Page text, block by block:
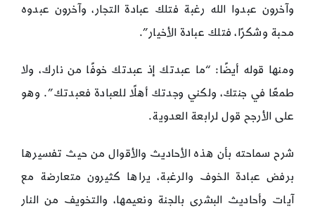
وآخرون عبدوا الله رغبة فتلك عبادة التجار، وآخرون عبدوه
محبة وشكرًا، فتلك عبادة الأخيار”.
ومنها قوله أيضًا: “ما عبدتك إذ عبدتك خوفًا من نارك، ولا
طمعًا في جنتك، ولكني وجدتك أهلًا للعبادة فعبدتك”. وهو
على الأرجح قول لرابعة العدوية.
شرح سماحته بأن هذه الأحاديث والأقوال من حيث تفسيرها
برفض عبادة الخوف والرغبة، يراها كثيرون متعارضة مع
آيات وأحاديث البشرى بالجنة ونعيمها، والتخويف من النار